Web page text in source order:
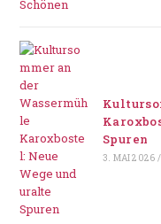
Spuren
3. MAI 2026 /